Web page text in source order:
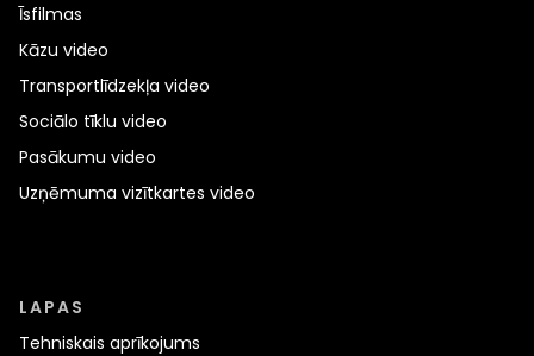
Īsfilmas
Kāzu video
Transportlīdzekļa video
Sociālo tīklu video
Pasākumu video
Uzņēmuma vizītkartes video
LAPAS
Tehniskais aprīkojums